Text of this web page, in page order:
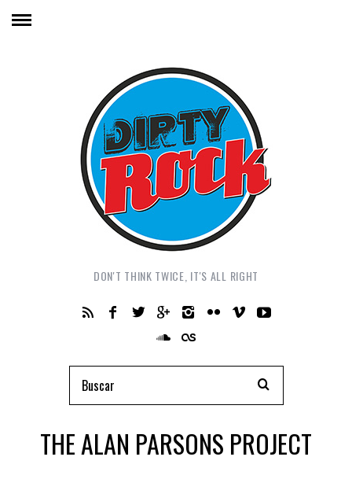
DON'T THINK TWICE, IT'S ALL RIGHT
THE ALAN PARSONS PROJECT